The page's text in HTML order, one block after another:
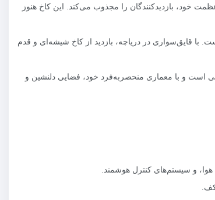
خود، بازدیدکنندگان را مجذوب می‌کند. این کاخ هنوز
با قایق‌سواری در دریاچه، بازدید از کاخ شیشه‌ای و قدم
است و با معماری منحصربه‌فرد خود، فضایی دلنشین و
و سیستم‌های کنترل هوشمند.
کف.